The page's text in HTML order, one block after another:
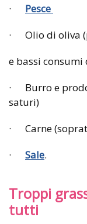
· Pesce
· Olio di oliva
e bassi consumi
· Burro e
saturi)
· Carne
· Sale.
Troppi
tutti